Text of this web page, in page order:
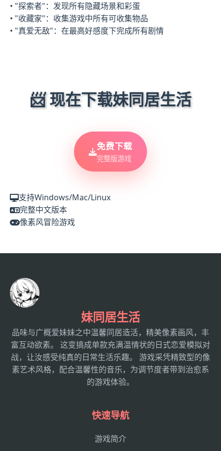
• "探索者"：发现所有隐藏场景和彩蛋
• "收藏家"：收集游戏中所有可收集物品
• "真爱无敌"：在最高好感度下完成所有剧情
📨 现在下载妹同居生活
免费下载
完整版游戏
支持Windows/Mac/Linux
完整中文版本
像素风冒险游戏
妹同居生活
品味与广概爱妹妹之中温馨同居造活，精美像素画风，丰
富互动欲素。 这变搞成单款充满温情状的日式恋爱模拟对
战，让汝感受纯真的日常生活乐趣。 游戏采凭精致型的像
素艺术风格，配合温馨性的音乐，为调节度者带到治愈系
的游戏体验。
快速导航
游戏简介